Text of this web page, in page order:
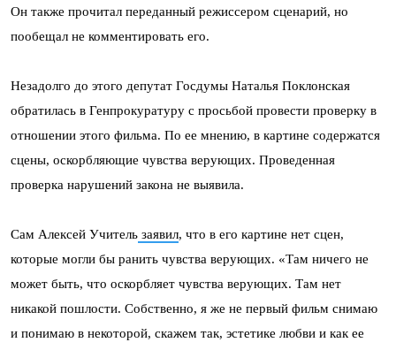
Он также прочитал переданный режиссером сценарий, но
пообещал не комментировать его.
Незадолго до этого депутат Госдумы Наталья Поклонская
обратилась в Генпрокуратуру с просьбой провести проверку в
отношении этого фильма. По ее мнению, в картине содержатся
сцены, оскорбляющие чувства верующих. Проведенная
проверка нарушений закона не выявила.
Сам Алексей Учитель заявил, что в его картине нет сцен,
которые могли бы ранить чувства верующих. «Там ничего не
может быть, что оскорбляет чувства верующих. Там нет
никакой пошлости. Собственно, я же не первый фильм снимаю
и понимаю в некоторой, скажем так, эстетике любви и как ее